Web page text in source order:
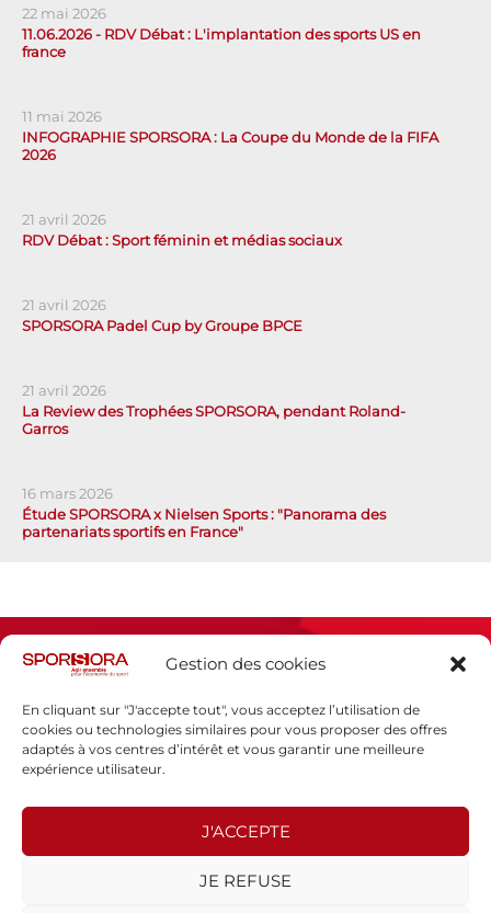
Gestion des cookies
En cliquant sur "J'accepte tout", vous acceptez l’utilisation de
cookies ou technologies similaires pour vous proposer des offres
adaptés à vos centres d’intérêt et vous garantir une meilleure
expérience utilisateur.
J'ACCEPTE
JE REFUSE
22 mai 2026
11.06.2026 - RDV Débat : L'implantation des sports US en
france
11 mai 2026
INFOGRAPHIE SPORSORA : La Coupe du Monde de la FIFA
2026
21 avril 2026
RDV Débat : Sport féminin et médias sociaux
21 avril 2026
SPORSORA Padel Cup by Groupe BPCE
21 avril 2026
La Review des Trophées SPORSORA, pendant Roland-
Garros
16 mars 2026
Étude SPORSORA x Nielsen Sports : "Panorama des
partenariats sportifs en France"
Espace presse
Politique de confidentialité
SPORSORA